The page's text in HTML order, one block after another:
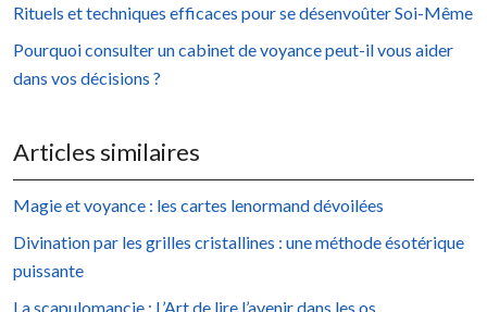
Rituels et techniques efficaces pour se désenvoûter Soi-Même
Pourquoi consulter un cabinet de voyance peut-il vous aider
dans vos décisions ?
Articles similaires
Magie et voyance : les cartes lenormand dévoilées
Divination par les grilles cristallines : une méthode ésotérique
puissante
La scapulomancie : L’Art de lire l’avenir dans les os